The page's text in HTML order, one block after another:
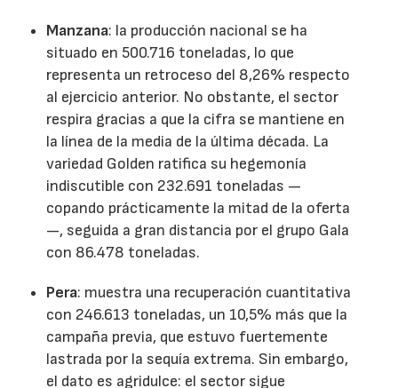
Manzana: la producción nacional se ha
situado en 500.716 toneladas, lo que
representa un retroceso del 8,26% respecto
al ejercicio anterior. No obstante, el sector
respira gracias a que la cifra se mantiene en
la línea de la media de la última década. La
variedad Golden ratifica su hegemonía
indiscutible con 232.691 toneladas —
copando prácticamente la mitad de la oferta
—, seguida a gran distancia por el grupo Gala
con 86.478 toneladas.
Pera: muestra una recuperación cuantitativa
con 246.613 toneladas, un 10,5% más que la
campaña previa, que estuvo fuertemente
lastrada por la sequía extrema. Sin embargo,
el dato es agridulce: el sector sigue